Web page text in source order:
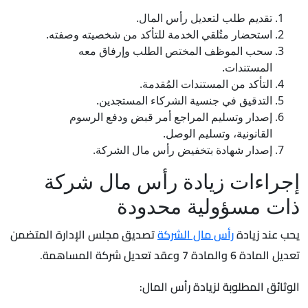
تقديم طلب لتعديل رأس المال.
استحضار متُلقي الخدمة للتأكد من شخصيته وصفته.
سحب الموظف المختص الطلب وإرفاق معه
المستندات.
التأكد من المستندات المُقدمة.
التدقيق في جنسية الشركاء المستجدين.
إصدار وتسليم المراجع أمر قبض ودفع الرسوم
القانونية، وتسليم الوصل.
إصدار شهادة بتخفيض رأس مال الشركة.
إجراءات زيادة رأس مال شركة
ذات مسؤولية محدودة
يحب عند زيادةرأس مال الشركةتصديق مجلس الإدارة المتضمن
تعديل المادة 6 والمادة 7 وعقد تعديل شركة المساهمة.
الوثائق المطلوبة لزيادة رأس المال: